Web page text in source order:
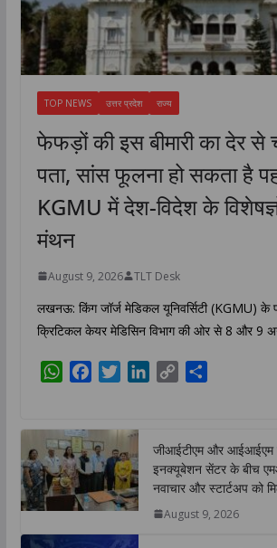
TOP NEWS उत्तर प्रदेश राज्य
फेफड़ों की इस बीमारी का देर से
पता, सांस फूलना हो सकता है
KGMU में देश-विदेश के
मंथन
August 9, 2026 TLT Desk
लखनऊ: किंग जॉर्ज मेडिकल यूनिवर्सिटी (KGMU) के
क्रिटिकल केयर मेडिसिन विभाग की ओर से 8 और 9
W
t
s
A
p
e
b
o
o
t
t
e
r
e
d
n
L
i
k
e
जीआईटीएम और
इनक्यूबेशन सेंटर के बीच
नवाचार और स्टार्टअप को
August 9, 2026